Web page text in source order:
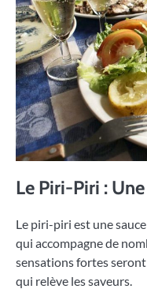
Le Piri-Piri :
Le piri-piri est une
qui accompagne de
sensations fortes
qui relève les saveurs.